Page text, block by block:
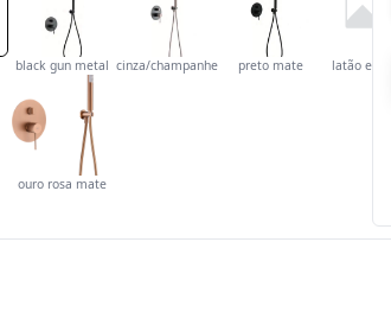
black gun metal cinza/champanhe preto mate latão
ouro rosa mate